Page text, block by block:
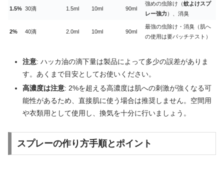
1.5% 30滴 1.5ml 10ml 90ml
強めの虫除け（蚊よけスプ
レー強力 ）、消臭
2% 40滴 2.0ml 10ml 90ml
最強の虫除け・消臭（肌へ
の使用は要パッチテスト）
注意: ハッカ油の滴下量は製品によって多少の誤差がありま
す。あくまで目安としてお使いください。
高濃度は注意: 2%を超える高濃度は肌への刺激が強くなる可
能性があるため、直接肌に使う場合は推奨しません。空間用
や衣類用として使用し、換気を十分に行いましょう。
スプレーの作り方手順とポイント